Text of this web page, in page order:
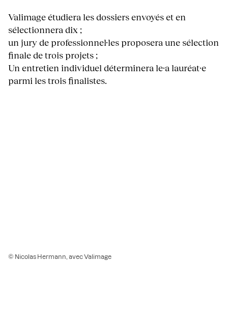
Valimage étudiera les dossiers envoyés et en
sélectionnera dix ;
un jury de professionnel·les proposera une sélection
finale de trois projets ;
Un entretien individuel déterminera le·a lauréat·e
parmi les trois finalistes.
© Nicolas Hermann, avec Valimage